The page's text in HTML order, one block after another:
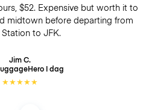
$52. Expensive but worth it to
midtown before departing from
Station to JFK.
Jim C.
I dag
★★★★★